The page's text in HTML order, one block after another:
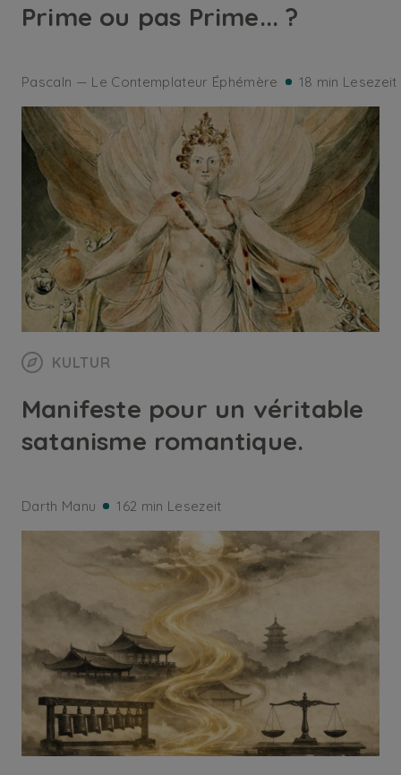
Prime ou pas Prime... ?
Pascaln — Le Contemplateur Éphémère 18 min Lesezeit
KULTUR
Manifeste pour un véritable
satanisme romantique.
Darth Manu 162 min Lesezeit